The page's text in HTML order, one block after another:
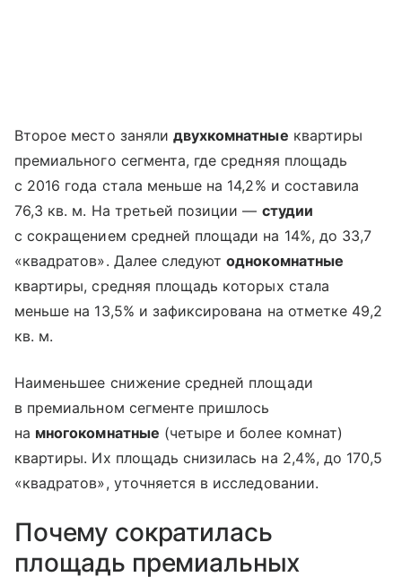
Второе место заняли двухкомнатные квартиры
премиального сегмента, где средняя площадь
с 2016 года стала меньше на 14,2% и составила
76,3 кв. м. На третьей позиции — студии
с сокращением средней площади на 14%, до 33,7
«квадратов». Далее следуютоднокомнатные
квартиры, средняя площадь которых стала
меньше на 13,5% и зафиксирована на отметке 49,2
кв. м.
Наименьшее снижение средней площади
в премиальном сегменте пришлось
на многокомнатные (четыре и более комнат)
квартиры. Их площадь снизилась на 2,4%, до 170,5
«квадратов», уточняется в исследовании.
Почему сократилась
площадь премиальных